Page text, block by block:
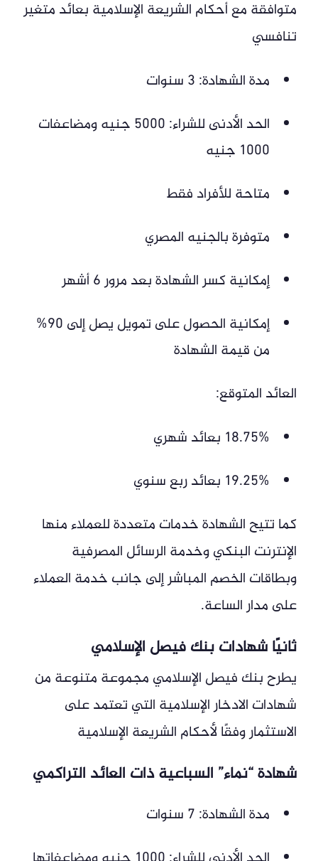
متوافقة مع أحكام الشريعة الإسلامية بعائد متغير
تنافسي
مدة الشهادة: 3 سنوات
الحد الأدنى للشراء: 5000 جنيه ومضاعفات
1000 جنيه
متاحة للأفراد فقط
متوفرة بالجنيه المصري
إمكانية كسر الشهادة بعد مرور 6 أشهر
إمكانية الحصول على تمويل يصل إلى 90%
من قيمة الشهادة
العائد المتوقع:
18.75% بعائد شهري
19.25% بعائد ربع سنوي
كما تتيح الشهادة خدمات متعددة للعملاء منها
الإنترنت البنكي وخدمة الرسائل المصرفية
وبطاقات الخصم المباشر إلى جانب خدمة العملاء
على مدار الساعة.
ثانيًا شهادات بنك فيصل الإسلامي
يطرح بنك فيصل الإسلامي مجموعة متنوعة من
شهادات الادخار الإسلامية التي تعتمد على
الاستثمار وفقًا لأحكام الشريعة الإسلامية
شهادة “نماء” السباعية ذات العائد التراكمي
مدة الشهادة: 7 سنوات